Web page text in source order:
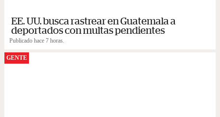
EE. UU. busca rastrear en Guatemala a
deportados con multas pendientes
Publicado hace 7 horas.
GENTE